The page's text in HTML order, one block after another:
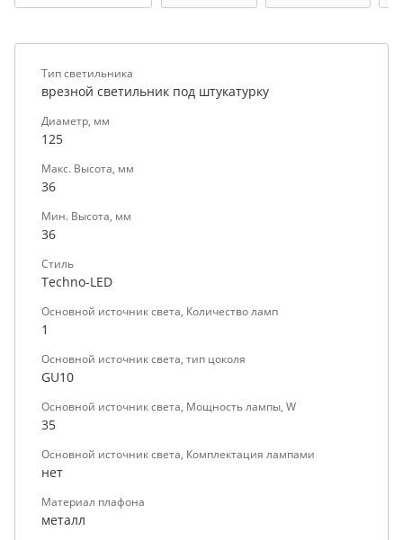
Тип светильника
врезной светильник под штукатурку
Диаметр, мм
125
Макс. Высота, мм
36
Мин. Высота, мм
36
Стиль
Techno-LED
Основной источник света, Количество ламп
1
Основной источник света, тип цоколя
GU10
Основной источник света, Мощность лампы, W
35
Основной источник света, Комплектация лампами
нет
Материал плафона
металл